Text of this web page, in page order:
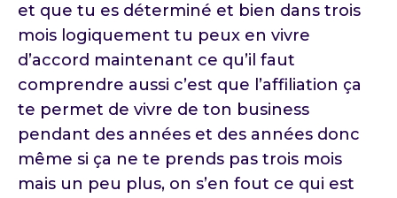
et que tu es déterminé et bien dans trois
mois logiquement tu peux en vivre
d’accord maintenant ce qu’il faut
comprendre aussi c’est que l’affiliation ça
te permet de vivre de ton business
pendant des années et des années donc
même si ça ne te prends pas trois mois
mais un peu plus, on s’en fout ce qui est